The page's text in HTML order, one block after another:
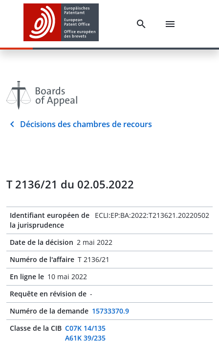
Décisions des chambres de recours
T 2136/21 du 02.05.2022
Identifiant européen de
la jurisprudence
ECLI:EP:BA:2022:T213621.20220502
Date de la décision 2 mai 2022
Numéro de l'affaire T 2136/21
En ligne le 10 mai 2022
Requête en révision de -
Numéro de la demande 15733370.9
Classe de la CIB C07K 14/135
A61K 39/235